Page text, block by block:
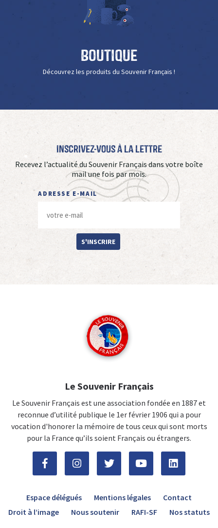
Boutique
Découvrez les produits du Souvenir Français !
Inscrivez-vous à La Lettre
Recevez l’actualité du Souvenir Français dans votre boîte
mail une fois par mois.
ADRESSE E-MAIL
S'INSCRIRE
Le Souvenir Français
Le Souvenir Français est une association fondée en 1887 et
reconnue d’utilité publique le 1er février 1906 qui a pour
vocation d'honorer la mémoire de tous ceux qui sont morts
pour la France qu’ils soient Français ou étrangers.
Espace délégués Mentions légales
Contact
Droit à l’image
Nous soutenir RAFI-SF Nos statuts